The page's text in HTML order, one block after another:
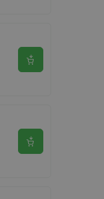
Se produkt
Se produkt